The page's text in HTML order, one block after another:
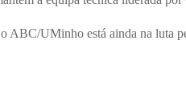
ABC/UMinho está ainda na luta